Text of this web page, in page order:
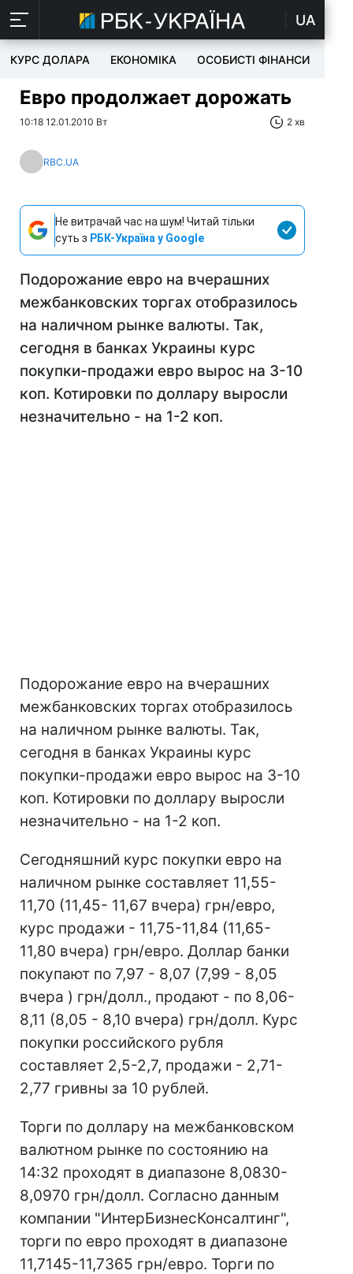
UA
КУРС ДОЛАРА ЕКОНОМІКА ОСОБИСТІ ФІНАНСИ
Евро продолжает дорожать
10:18 12.01.2010 Вт 2 хв
RBC.UA
Не витрачай час на шум! Читай тільки
суть з РБК-Україна у Google
Подорожание евро на вчерашних
межбанковских торгах отобразилось
на наличном рынке валюты. Так,
сегодня в банках Украины курс
покупки-продажи евро вырос на 3-10
коп. Котировки по доллару выросли
незначительно - на 1-2 коп.
Подорожание евро на вчерашних
межбанковских торгах отобразилось
на наличном рынке валюты. Так,
сегодня в банках Украины курс
покупки-продажи евро вырос на 3-10
коп. Котировки по доллару выросли
незначительно - на 1-2 коп.
Сегодняшний курс покупки евро на
наличном рынке составляет 11,55-
11,70 (11,45- 11,67 вчера) грн/евро,
курс продажи - 11,75-11,84 (11,65-
11,80 вчера) грн/евро. Доллар банки
покупают по 7,97 - 8,07 (7,99 - 8,05
вчера ) грн/долл., продают - по 8,06-
8,11 (8,05 - 8,10 вчера) грн/долл. Курс
покупки российского рубля
составляет 2,5-2,7, продажи - 2,71-
2,77 гривны за 10 рублей.
Торги по доллару на межбанковском
валютном рынке по состоянию на
14:32 проходят в диапазоне 8,0830-
8,0970 грн/долл. Согласно данным
компании "ИнтерБизнесКонсалтинг",
торги по евро проходят в диапазоне
11,7145-11,7365 грн/евро. Торги по